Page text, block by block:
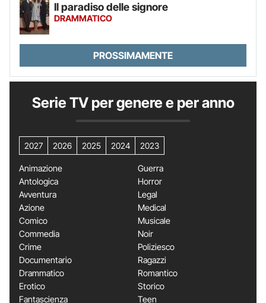
Il paradiso delle signore
DRAMMATICO
PROSSIMAMENTE
Serie TV per genere e per anno
2027 2026 2025 2024 2023
Animazione
Antologica
Avventura
Azione
Comico
Commedia
Crime
Documentario
Drammatico
Erotico
Fantascienza
Guerra
Horror
Legal
Medical
Musicale
Noir
Poliziesco
Ragazzi
Romantico
Storico
Teen